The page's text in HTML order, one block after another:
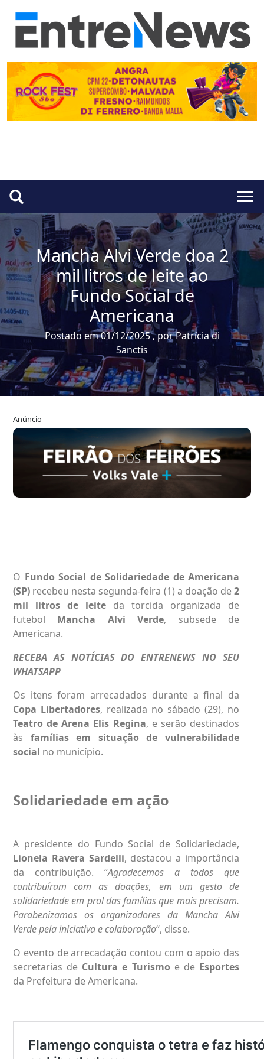
Mancha Alvi Verde doa 2
mil litros de leite ao
Fundo Social de
Americana
Postado em 01/12/2025 , por Patrícia di
Sanctis
Anúncio
O Fundo Social de Solidariedade de Americana
(SP) recebeu nesta segunda-feira (1) a doação de2
mil litros de leite da torcida organizada de
futebol Mancha Alvi Verde, subsede de
Americana.
RECEBA AS NOTÍCIAS DO ENTRENEWS NO SEU
WHATSAPP
Os itens foram arrecadados durante a final da
Copa Libertadores, realizada no sábado (29), no
Teatro de Arena Elis Regina, e serão destinados
às famílias em situação de vulnerabilidade
social no município.
Solidariedade em ação
A presidente do Fundo Social de Solidariedade,
Lionela Ravera Sardelli, destacou a importância
da contribuição. “Agradecemos a todos que
contribuíram com as doações, em um gesto de
solidariedade em prol das famílias que mais precisam.
Parabenizamos os organizadores da Mancha Alvi
Verde pela iniciativa e colaboração“, disse.
O evento de arrecadação contou com o apoio das
secretarias de Cultura e Turismo e de Esportes
da Prefeitura de Americana.